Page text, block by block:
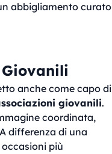
abbigliamento curato
anche come capo di
giovanili.
coordinata,
differenza di una
più